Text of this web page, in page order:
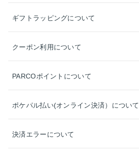
ギフトラッピングについて
クーポン利用について
PARCOポイントについて
ポケパル払い(オンライン決済）について
決済エラーについて